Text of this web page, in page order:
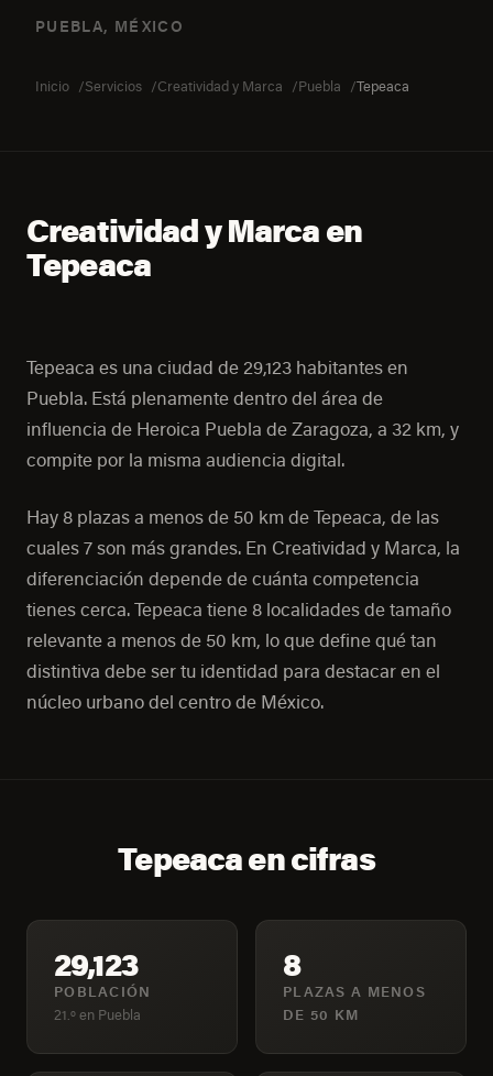
PUEBLA, MÉXICO
Inicio Servicios Creatividad y Marca Puebla Tepeaca
Creatividad y Marca en
Tepeaca
Tepeaca es una ciudad de 29,123 habitantes en
Puebla. Está plenamente dentro del área de
influencia de Heroica Puebla de Zaragoza, a 32 km, y
compite por la misma audiencia digital.
Hay 8 plazas a menos de 50 km de Tepeaca, de las
cuales 7 son más grandes. En Creatividad y Marca, la
diferenciación depende de cuánta competencia
tienes cerca. Tepeaca tiene 8 localidades de tamaño
relevante a menos de 50 km, lo que define qué tan
distintiva debe ser tu identidad para destacar en el
núcleo urbano del centro de México.
Tepeaca en cifras
29,123
POBLACIÓN
21.º en Puebla
8
PLAZAS A MENOS
DE 50 KM